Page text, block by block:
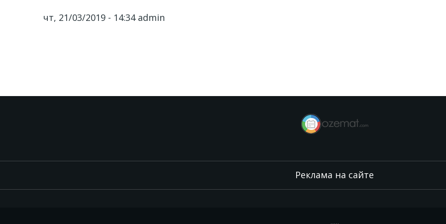
чт, 21/03/2019 - 14:34 admin
Реклама на сайте
.,.,.